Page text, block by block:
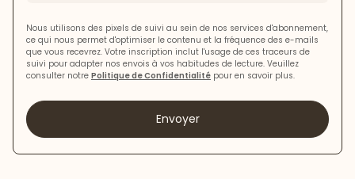
Nous utilisons des pixels de suivi au sein de nos services d'abonnement,
ce qui nous permet d'optimiser le contenu et la fréquence des e-mails
que vous recevrez. Votre inscription inclut l'usage de ces traceurs de
suivi pour adapter nos envois à vos habitudes de lecture. Veuillez
consulter notre Politique de Confidentialité pour en savoir plus.
Envoyer